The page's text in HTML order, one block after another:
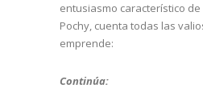
entusiasmo característico
Pochy, cuenta todas las
emprende:
Continúa: